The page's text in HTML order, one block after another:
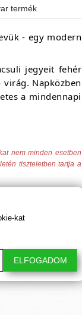
termék
- egy modern
jegyeit fehér
Napközben
a mindennapi
nem minden esetben
tiszteletben tartja a
köszönjük!
kat
ELFOGADOM